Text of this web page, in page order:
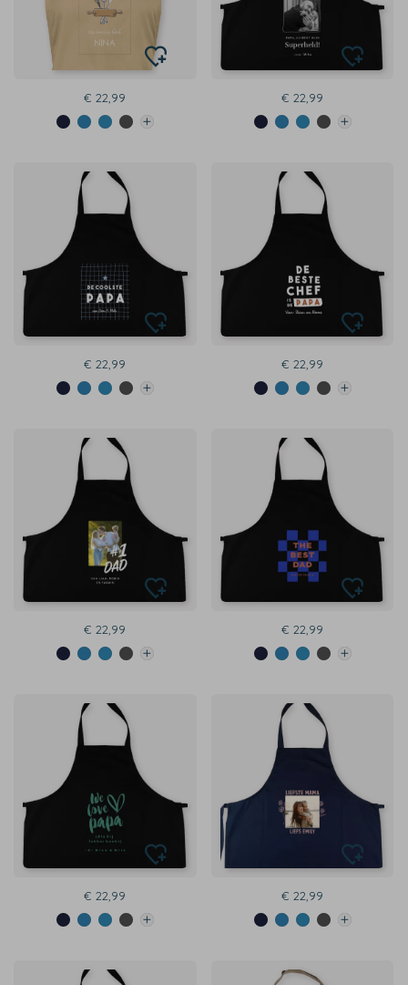
€ 22,99 € 22,99
€ 22,99 € 22,99
€ 22,99 € 22,99
€ 22,99 € 22,99